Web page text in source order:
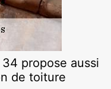
propose aussi
de toiture